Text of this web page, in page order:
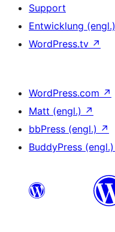
Support
Entwicklung (engl.)
WordPress.tv ↗
WordPress.com ↗
Matt (engl.) ↗
bbPress (engl.) ↗
BuddyPress (engl.)